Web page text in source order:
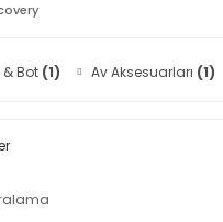
& Bot (1) Av Aksesuarları (1)